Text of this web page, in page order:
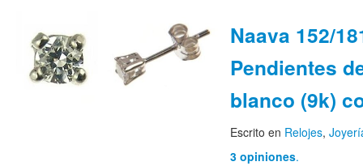
Naava 152/
Pendientes
blanco (9k)
Escrito en Relojes,
3 opiniones.